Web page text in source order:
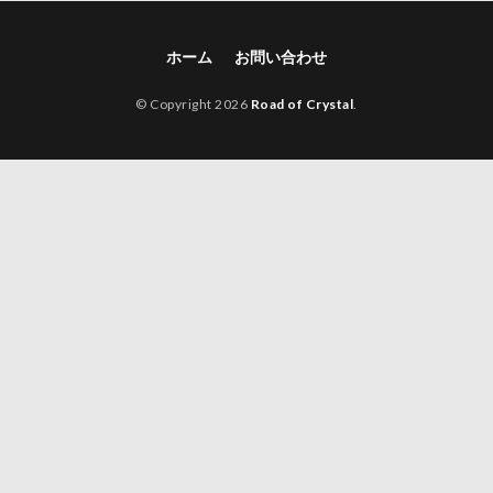
ホーム お問い合わせ
© Copyright 2026 Road of Crystal.